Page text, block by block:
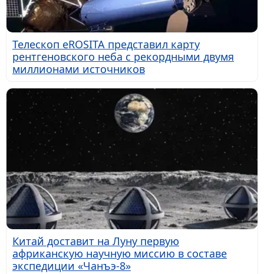
Телескоп eROSITA представил карту
рентгеновского неба с рекордными двумя
миллионами источников
Китай доставит на Луну первую
африканскую научную миссию в составе
экспедиции «Чанъэ-8»